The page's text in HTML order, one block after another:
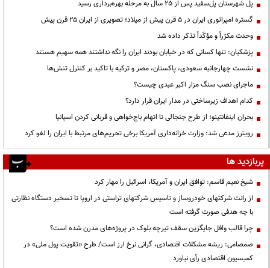
پل شهرستان پل‌سفید پس از ۲۵ سال به مرحله بهره‌برداری رسید
گستره امپراتوری ایران در ۵ قرن پیش از میلاد؛ تصویری از ایران ۲۵ قرن پیش
وحدت مکرّراً و مؤکّداً تذکر داده شد
پزشکیان: تنها کسانی که در خیابان بودند ایران را نگه نداشتند همه سهیم هستند
نشست چهارجانبه سعودی، پاکستان، مصر و ترکیه با تاکید بر کنترل تنش‌ها
ماجرای نصب سنگ مزار اکبر عبدی چیست؟
کدام اهداف زیرساختی در مدار ایران قرار دارد؟
بحران اینفانتینو؛ از طرح جنجالی تا اتهام باج‌خواهی و قربانی کردن اسپانیا
رویترز مدعی شد: وزارت خزانه‌داری آمریکا برخی تحریم‌های مرتبط با ایران را لغو کرد
پربازدید ها
شیخ نعیم قاسم: توافق ایران و آمریکا، اسرائیل را مهار کرد
از رانت‌ شرکتهای خودروساز و تاسیس شرکتهای تراستی در اروپا تا تسخیر دستگاه نظارتی
با چه هدفی صورت گرفته است
چرا قالب وافل جایگزین سقف تیرچه بلوک در پروژه‌های مدرن شده است؟
صمصامی: ریشه مشکلات اقتصادی، گرانی نرخ ارز است/ طرح «تقویت پول ملی» در
کمیسیون اقتصادی رأی نیاورد